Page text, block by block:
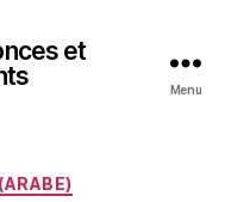
et
Menu